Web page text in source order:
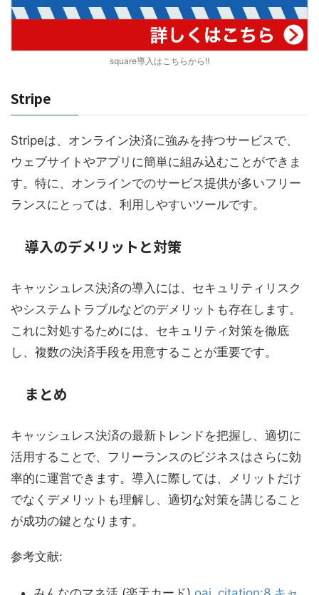
square導入はこちらから‼︎
Stripe
Stripeは、オンライン決済に強みを持つサービスで、
ウェブサイトやアプリに簡単に組み込むことができま
す。特に、オンラインでのサービス提供が多いフリー
ランスにとっては、利用しやすいツールです。
導入のデメリットと対策
キャッシュレス決済の導入には、セキュリティリスク
やシステムトラブルなどのデメリットも存在します。
これに対処するためには、セキュリティ対策を徹底
し、複数の決済手段を用意することが重要です。
まとめ
キャッシュレス決済の最新トレンドを把握し、適切に
活用することで、フリーランスのビジネスはさらに効
率的に運営できます。導入に際しては、メリットだけ
でなくデメリットも理解し、適切な対策を講じること
が成功の鍵となります。
参考文献: